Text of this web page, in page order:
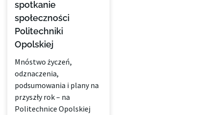
spotkanie
społeczności
Politechniki
Opolskiej
Mnóstwo życzeń,
odznaczenia,
podsumowania i plany na
przyszły rok – na
Politechnice Opolskiej